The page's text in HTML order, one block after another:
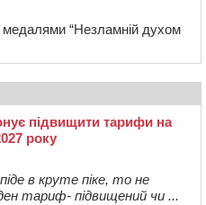
“Незламній духом
підвищити тарифи на
року
в круте піке, то не
тариф- підвищений чи ...